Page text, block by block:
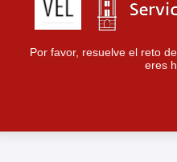
Por favor, resuelve el reto
eres